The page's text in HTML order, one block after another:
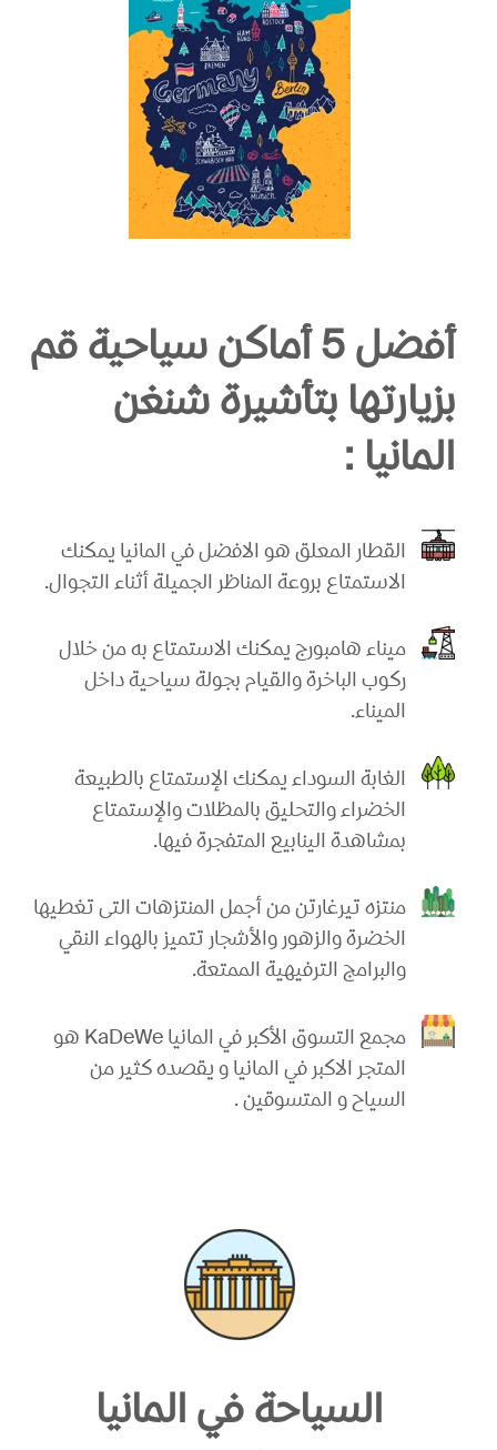
أفضل 5 أماكن سياحية قم
بزيارتها بتأشيرة شنغن
المانيا :
القطار المعلق هو الافضل في المانيا يمكنك
الاستمتاع بروعة المناظر الجميلة أثناء التجوال.
ميناء هامبورج يمكنك الاستمتاع به من خلال
ركوب الباخرة والقيام بجولة سياحية داخل
الميناء.
الغابة السوداء يمكنك الإستمتاع بالطبيعة
الخضراء والتحليق بالمظلات والإستمتاع
بمشاهدة الينابيع المتفجرة فيها.
منتزه تيرغارتن من أجمل المنتزهات التى تغطيها
الخضرة والزهور والأشجار تتميز بالهواء النقي
والبرامج الترفيهية الممتعة.
مجمع التسوق الأكبر في المانيا KaDeWe هو
المتجر الاكبر في المانيا و يقصده كثير من
السياح و المتسوقين .
السياحة في المانيا